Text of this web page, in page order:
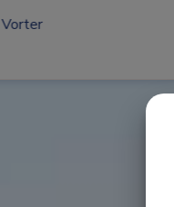
Vorter
Tatoveringsfjernelse